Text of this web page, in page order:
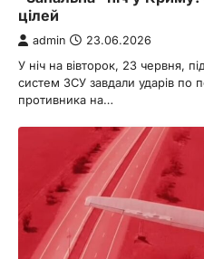
цілей
admin 23.06.2026
У ніч на вівторок, 23 червня,
систем ЗСУ завдали ударів по
противника на…